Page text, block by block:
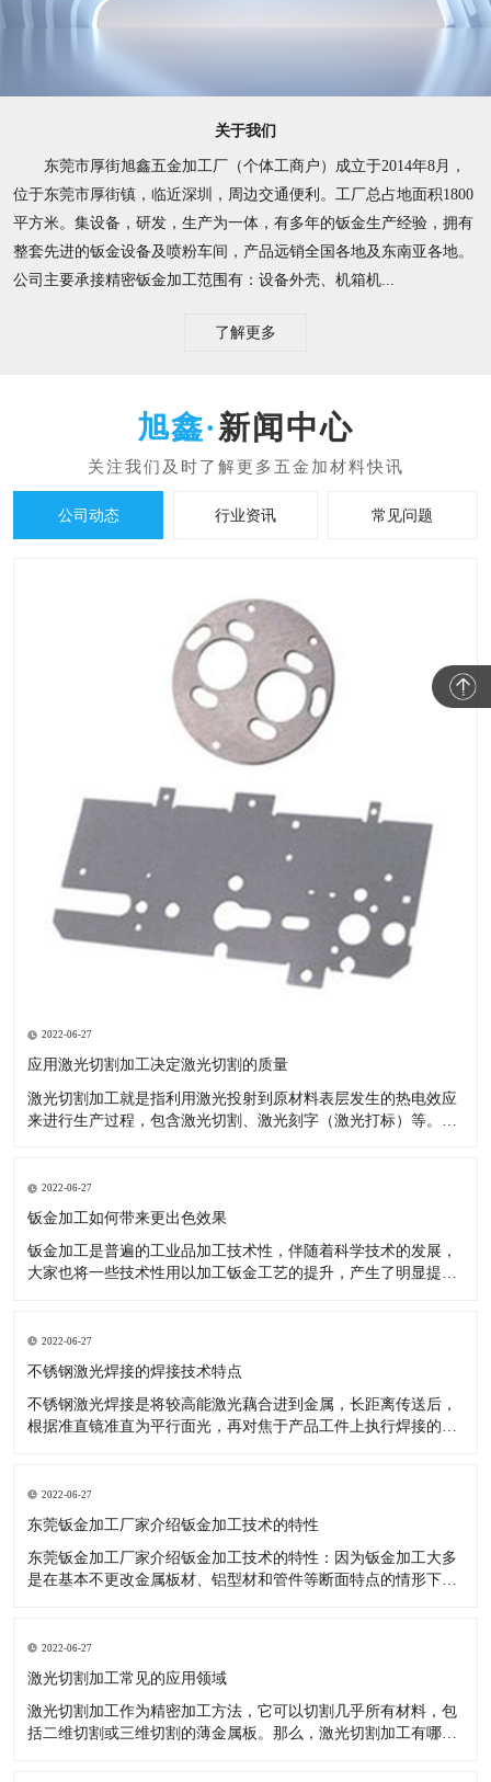
关于我们
东莞市厚街旭鑫五金加工厂（个体工商户）成立于2014年8月，
位于东莞市厚街镇，临近深圳，周边交通便利。工厂总占地面积1800
平方米。集设备，研发，生产为一体，有多年的钣金生产经验，拥有
整套先进的钣金设备及喷粉车间，产品远销全国各地及东南亚各地。
公司主要承接精密钣金加工范围有：设备外壳、机箱机...
了解更多
新闻中心
公司动态 行业资讯 常见问题
2022-06-27
应用激光切割加工决定激光切割的质量
激光切割加工就是指利用激光投射到原材料表层发生的热电效应
来进行生产过程，包含激光切割、激光刻字（激光打标）等。现
光切割成形生产塑胶产品：节省注塑模具投资：塑料激光切割加
工不用模具
2022-06-27
钣金加工如何带来更出色效果
钣金加工是普遍的工业品加工技术性，伴随着科学技术的发展，
大家也将一些技术性用以加工钣金工艺的提升，产生了明显提
许多厂商的青睐。降低了投入耗费、操作更轻轻松松。 大家知
道，因为工业品十分
2022-06-27
不锈钢激光焊接的焊接技术特点
不锈钢激光焊接是将较高能激光藕合进到金属，长距离传送后，
根据准直镜准直为平行面光，再对焦于产品工件上执行焊接的一
间和动能上的分光，能开展多光束与此同时加工，为更高精度的
焊接给予了标准。
2022-06-27
东莞钣金加工厂家介绍钣金加工技术的特性
东莞钣金加工厂家介绍钣金加工技术的特性：因为钣金加工大多
是在基本不更改金属板材、铝型材和管件等断面特点的情形下，
以做成各种不一样样子、规格及特性的商品，且制造的钢结构商
品有着较高的強度和刚
2022-06-27
激光切割加工常见的应用领域
激光切割加工作为精密加工方法，它可以切割几乎所有材料，包
括二维切割或三维切割的薄金属板。那么，激光切割加工有哪些